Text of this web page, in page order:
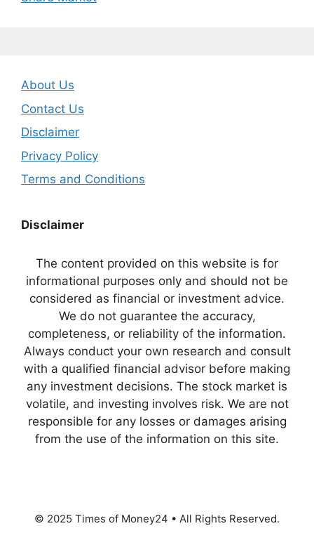
About Us
Contact Us
Disclaimer
Privacy Policy
Terms and Conditions
Disclaimer
The content provided on this website is for
informational purposes only and should not be
considered as financial or investment advice.
We do not guarantee the accuracy,
completeness, or reliability of the information.
Always conduct your own research and consult
with a qualified financial advisor before making
any investment decisions. The stock market is
volatile, and investing involves risk. We are not
responsible for any losses or damages arising
from the use of the information on this site.
© 2025 Times of Money24 • All Rights Reserved.